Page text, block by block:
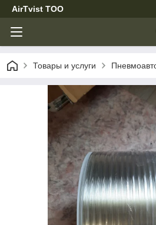
AirTvist TOO
Товары и услуги